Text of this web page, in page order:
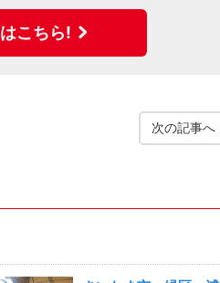
こちら!
次の記事へ